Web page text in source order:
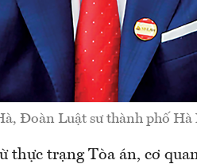
Đoàn Luật sư thành phố Hà
thực trạng Tòa án, cơ